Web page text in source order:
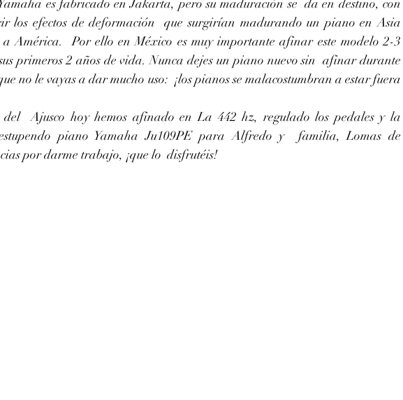
es fabricado en Jakarta, pero su maduración se  da en destino, con
los efectos de deformación  que surgirían madurando un piano en Asia
América.  Por ello en México es muy importante afinar este modelo 2-3
primeros 2 años de vida. Nunca dejes un piano nuevo sin  afinar durante
no le vayas a dar mucho uso:  ¡los pianos se malacostumbran a estar fuera
piano Yamaha Ju109PE para Alfredo y  familia, Lomas de
por darme trabajo, ¡que lo  disfrutéis!